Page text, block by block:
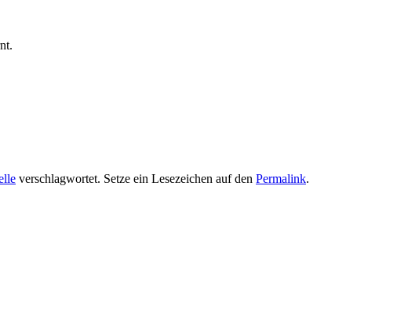
verschlagwortet. Setze ein Lesezeichen auf den Permalink.